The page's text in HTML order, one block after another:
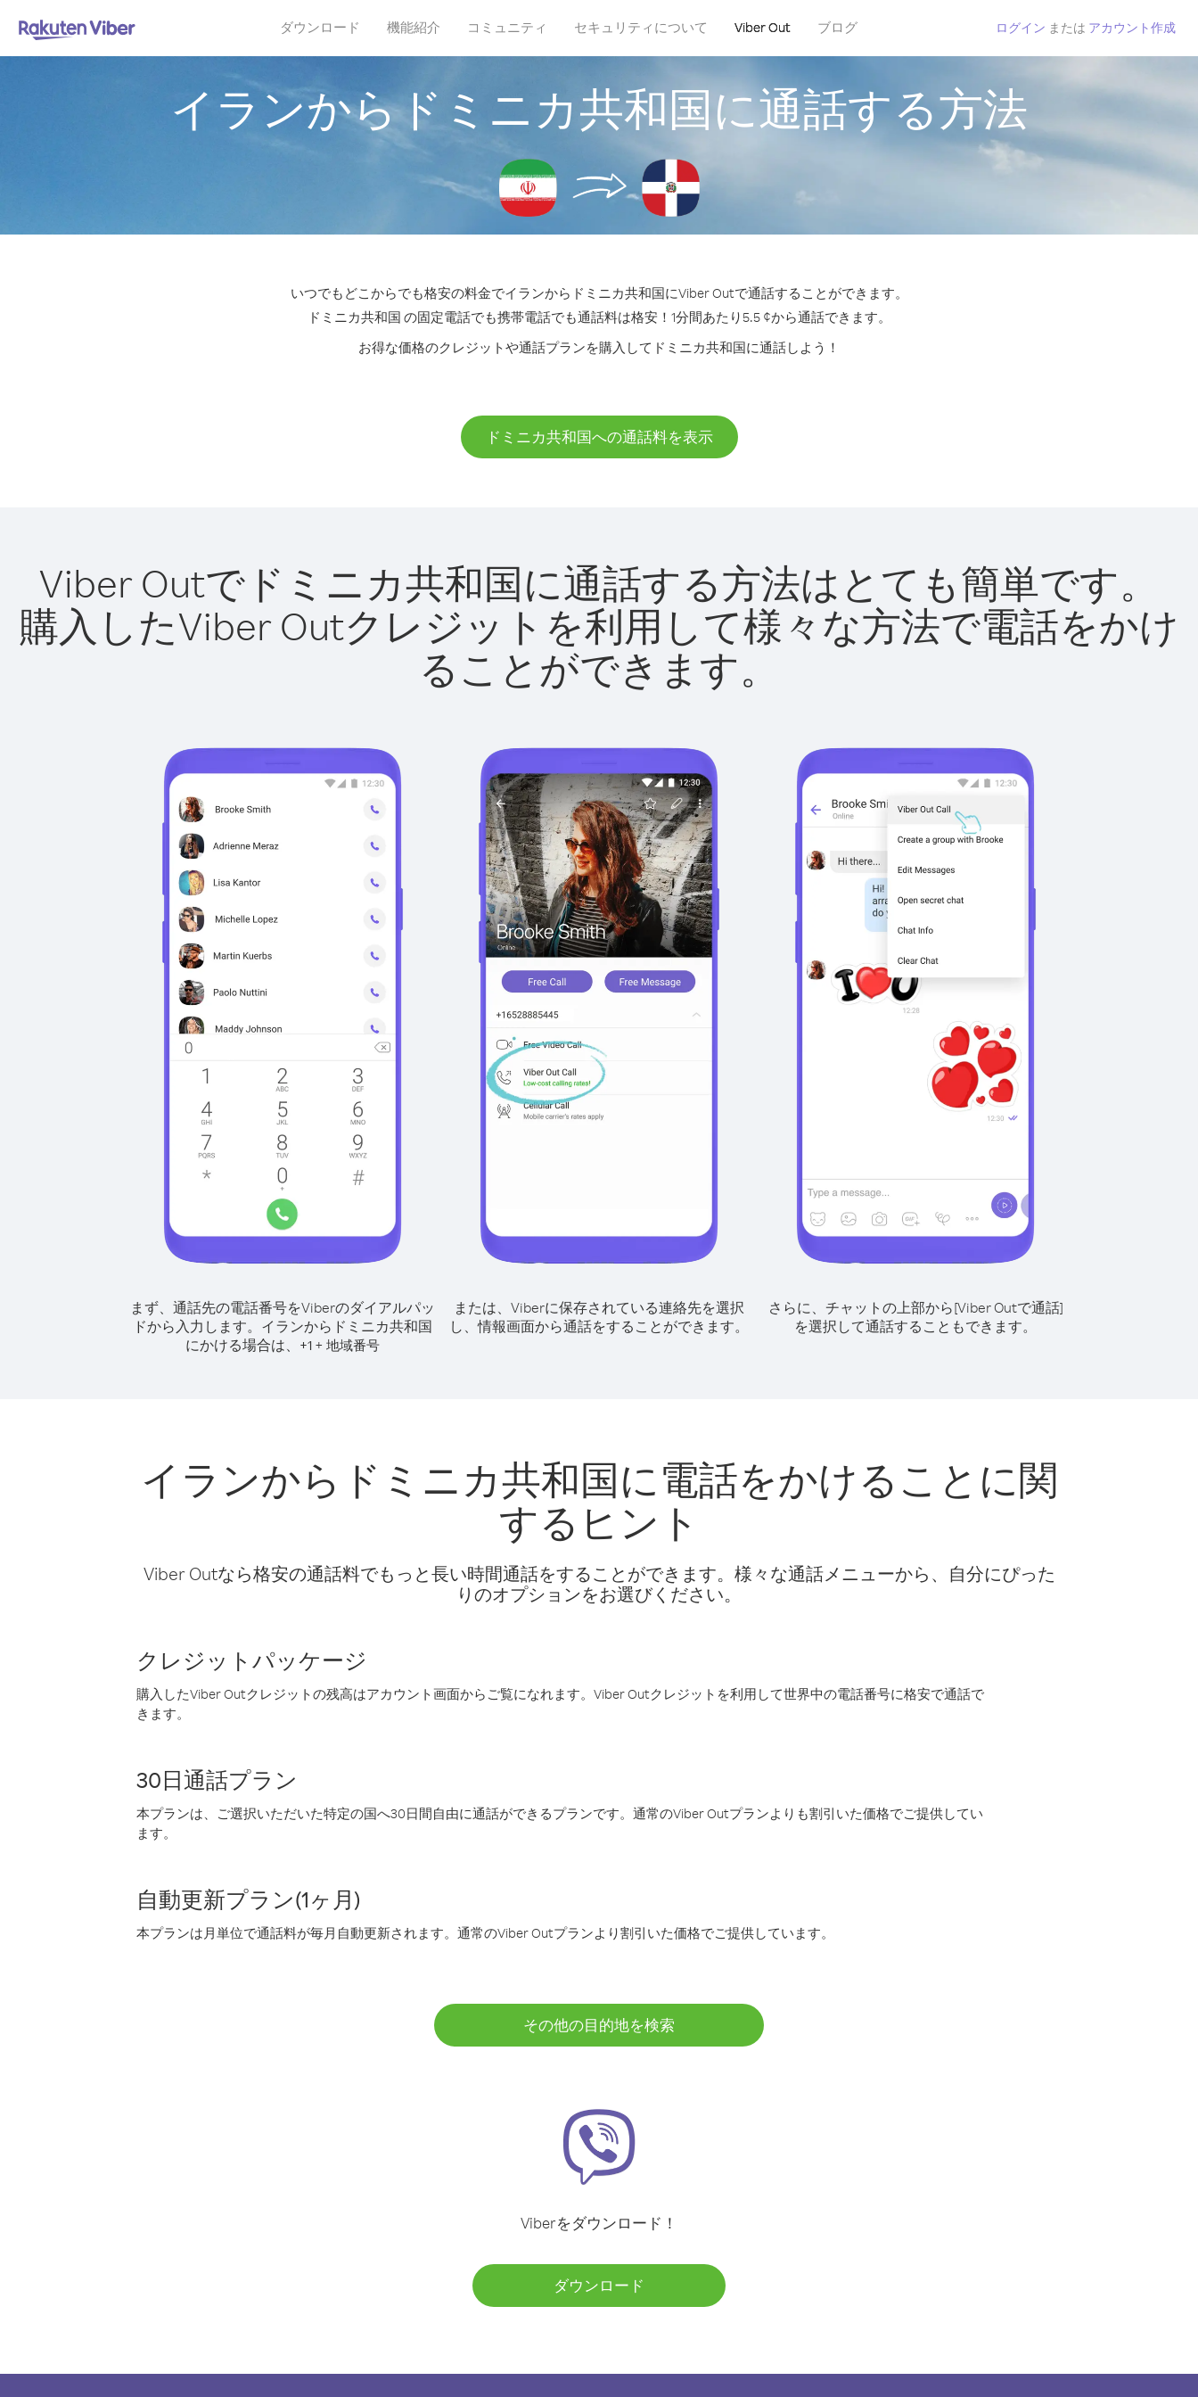
ダウンロード 機能紹介 コミュニティ セキュリティについて Viber Out ブログ ログイン または アカウント作成
イランからドミニカ共和国に通話する方法
いつでもどこからでも格安の料金でイランからドミニカ共和国にViber Outで通話することができます。
ドミニカ共和国 の固定電話でも携帯電話でも通話料は格安！1分間あたり5.5 ¢から通話できます。
お得な価格のクレジットや通話プランを購入してドミニカ共和国に通話しよう！
ドミニカ共和国への通話料を表示
Viber Outでドミニカ共和国に通話する方法はとても簡単です。
購入したViber Outクレジットを利用して様々な方法で電話をかけ
ることができます。
まず、通話先の電話番号をViberのダイアルパッ
ドから入力します。 イランからドミニカ共和国
にかける場合は、 +1 + 地域番号
または、Viberに保存されている連絡先を選択
し、情報画面から通話をすることができます。
さらに、チャットの上部から[Viber Outで通話]
を選択して通話することもできます。
イランからドミニカ共和国に電話をかけることに関
するヒント
Viber Outなら格安の通話料でもっと長い時間通話をすることができます。様々な通話メニューから、自分にぴった
りのオプションをお選びください。
クレジットパッケージ
購入したViber Outクレジットの残高はアカウント画面からご覧になれます。Viber Outクレジットを利用して世界中の電話番号に格安で通話で
きます。
30日通話プラン
本プランは、ご選択いただいた特定の国へ30日間自由に通話ができるプランです。通常のViber Outプランよりも割引いた価格でご提供してい
ます。
自動更新プラン(1ヶ月)
本プランは月単位で通話料が毎月自動更新されます。通常のViber Outプランより割引いた価格でご提供しています。
その他の目的地を検索
Viberをダウンロード！
ダウンロード